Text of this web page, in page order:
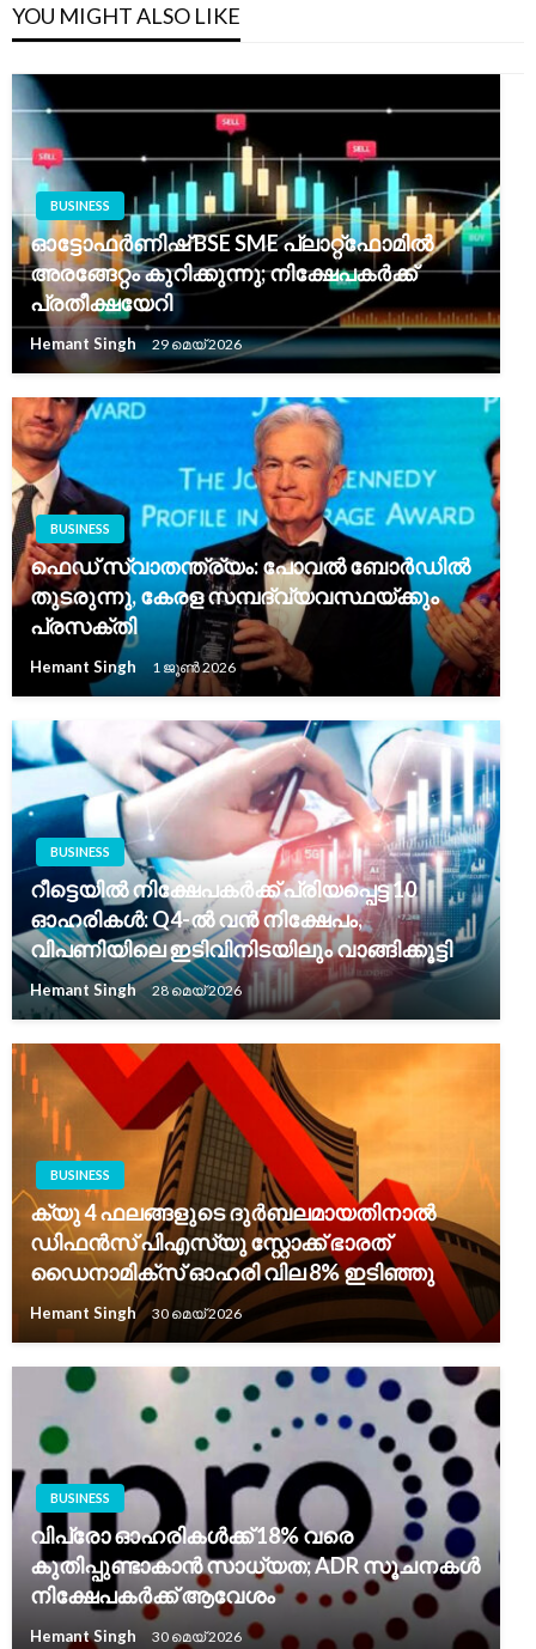
YOU MIGHT ALSO LIKE
BUSINESS
ഓട്ടോഫർണിഷ് BSE SME പ്ലാറ്റ്‌ഫോമിൽ
അരങ്ങേറ്റം കുറിക്കുന്നു; നിക്ഷേപകർക്ക്
പ്രതീക്ഷയേറി
Hemant Singh 29 മെയ്‌ 2026
BUSINESS
ഫെഡ് സ്വാതന്ത്ര്യം: പോവൽ ബോർഡിൽ
തുടരുന്നു, കേരള സമ്പദ്‌വ്യവസ്ഥയ്ക്കും
പ്രസക്തി
Hemant Singh 1 ജൂൺ 2026
BUSINESS
റീട്ടെയിൽ നിക്ഷേപകർക്ക് പ്രിയപ്പെട്ട 10
ഓഹരികൾ: Q4-ൽ വൻ നിക്ഷേപം,
വിപണിയിലെ ഇടിവിനിടയിലും വാങ്ങിക്കൂട്ടി
Hemant Singh 28 മെയ്‌ 2026
BUSINESS
ക്യു 4 ഫലങ്ങളുടെ ദുർബലമായതിനാൽ
ഡിഫൻസ് പിഎസ്‌യു സ്റ്റോക്ക് ഭാരത്
ഡൈനാമിക്‌സ് ഓഹരി വില 8% ഇടിഞ്ഞു
Hemant Singh 30 മെയ്‌ 2026
BUSINESS
വിപ്രോ ഓഹരികൾക്ക് 18% വരെ
കുതിപ്പുണ്ടാകാൻ സാധ്യത; ADR സൂചനകൾ
നിക്ഷേപകർക്ക് ആവേശം
Hemant Singh 30 മെയ്‌ 2026